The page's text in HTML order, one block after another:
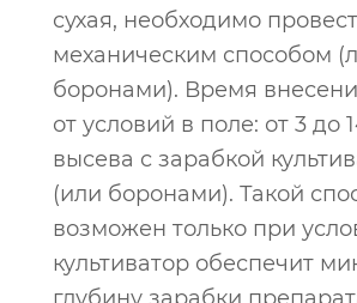
сухая, необходимо
механическим способом
боронами). Время
от условий в поле: от 3 до
высева с зарабкой
(или боронами). Такой
возможен только при
культиватор обеспечит